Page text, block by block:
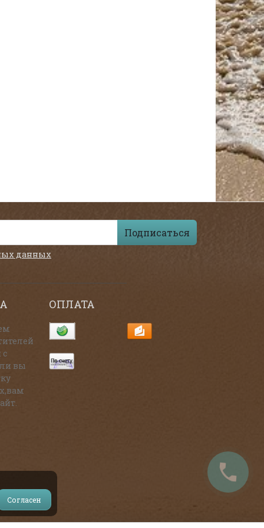
Подписаться
данных
с
вы
ОПЛАТА
на источник.
Согласен